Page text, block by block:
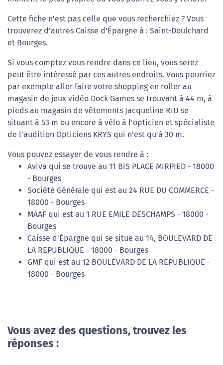
Cette fiche n'est pas celle que vous recherchiez ? Vous
trouverez d'autres Caisse d'Épargne à : Saint-Doulchard
et Bourges.
Si vous comptez vous rendre dans ce lieu, vous serez
peut être intéressé par ces autres endroits. Vous pourriez
par exemple aller faire votre shopping en roller au
magasin de jeux vidéo Dock Games se trouvant à 44 m, à
pieds au magasin de vêtements Jacqueline RIU se
situant à 53 m ou encore à vélo à l'opticien et spécialiste
de l'audition Opticiens KRYS qui n'est qu'à 30 m.
Vous pouvez essayer de vous rendre à :
Aviva qui se trouve au 11 BIS PLACE MIRPIED - 18000
- Bourges
Société Générale qui est au 24 RUE DU COMMERCE -
18000 - Bourges
MAAF qui est au 1 RUE EMILE DESCHAMPS - 18000 -
Bourges
Caisse d'Épargne qui se situe au 14, BOULEVARD DE
LA REPUBLIQUE - 18000 - Bourges
GMF qui est au 12 BOULEVARD DE LA REPUBLIQUE -
18000 - Bourges
Vous avez des questions, trouvez les
réponses :